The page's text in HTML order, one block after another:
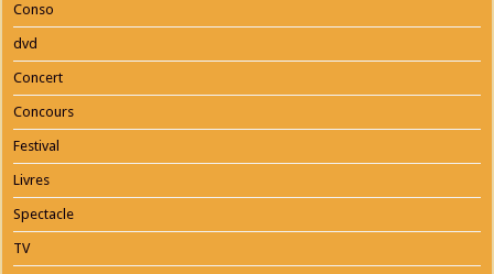
Conso
dvd
Concert
Concours
Festival
Livres
Spectacle
TV